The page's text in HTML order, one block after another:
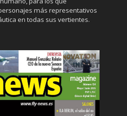
más representativos
en todas sus vertientes.